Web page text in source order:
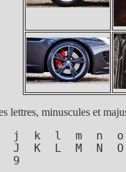
lettres, minuscules et
j  k  l  m  n
J  K  L  M  N
9